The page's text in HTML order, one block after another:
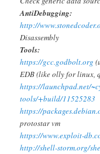
AntiDebugging:
http://
Disassembly
Tools:
https://gcc.godbolt.org
EDB (like olly for linux,
https://launchpad.net/
tools/+build/11525283
https://
protostar vm
https://www.exploit-
http://shell-storm.org/